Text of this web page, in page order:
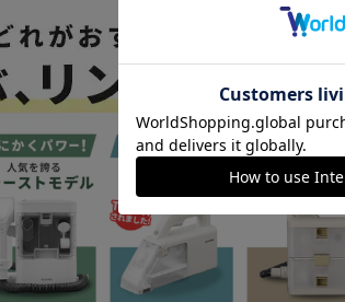
※ご確認ください